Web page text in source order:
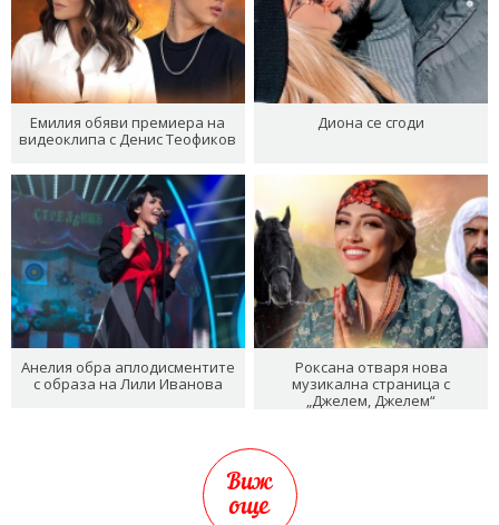
Емилия обяви премиера на
видеоклипа с Денис Теофиков
Диона се сгоди
Анелия обра аплодисментите
с образа на Лили Иванова
Роксана отваря нова
музикална страница с
„Джелем, Джелем“
Виж
още